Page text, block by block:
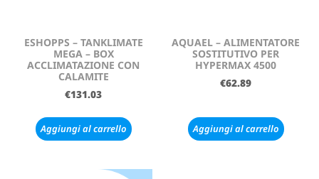
ESHOPPS – TANKLIMATE
MEGA – BOX
ACCLIMATAZIONE CON
CALAMITE
€131.03
Aggiungi al carrello
AQUAEL – ALIMENTATORE
SOSTITUTIVO PER
HYPERMAX 4500
€62.89
Aggiungi al carrello